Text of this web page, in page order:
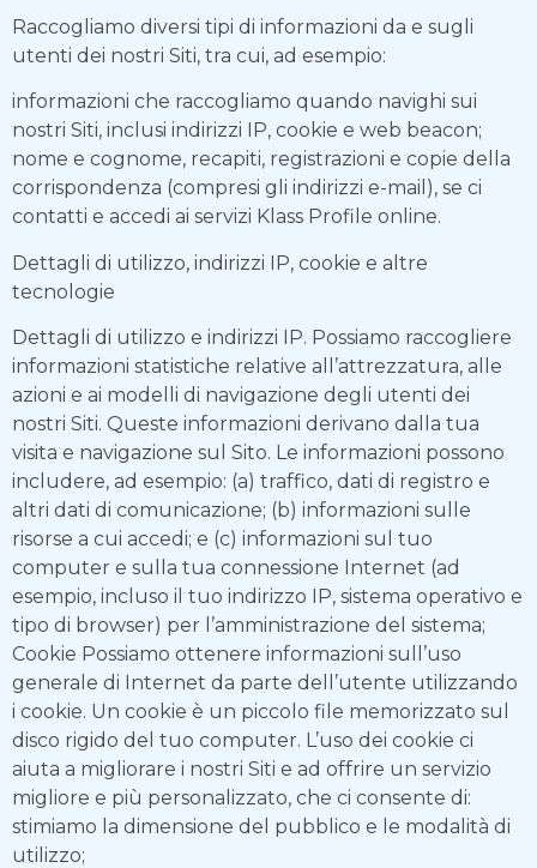
Raccogliamo diversi tipi di informazioni da e sugli
utenti dei nostri Siti, tra cui, ad esempio:
informazioni che raccogliamo quando navighi sui
nostri Siti, inclusi indirizzi IP, cookie e web beacon;
nome e cognome, recapiti, registrazioni e copie della
corrispondenza (compresi gli indirizzi e-mail), se ci
contatti e accedi ai servizi Klass Profile online.
Dettagli di utilizzo, indirizzi IP, cookie e altre
tecnologie
Dettagli di utilizzo e indirizzi IP. Possiamo raccogliere
informazioni statistiche relative all’attrezzatura, alle
azioni e ai modelli di navigazione degli utenti dei
nostri Siti. Queste informazioni derivano dalla tua
visita e navigazione sul Sito. Le informazioni possono
includere, ad esempio: (a) traffico, dati di registro e
altri dati di comunicazione; (b) informazioni sulle
risorse a cui accedi; e (c) informazioni sul tuo
computer e sulla tua connessione Internet (ad
esempio, incluso il tuo indirizzo IP, sistema operativo e
tipo di browser) per l’amministrazione del sistema;
Cookie Possiamo ottenere informazioni sull’uso
generale di Internet da parte dell’utente utilizzando
i cookie. Un cookie è un piccolo file memorizzato sul
disco rigido del tuo computer. L’uso dei cookie ci
aiuta a migliorare i nostri Siti e ad offrire un servizio
migliore e più personalizzato, che ci consente di:
stimiamo la dimensione del pubblico e le modalità di
utilizzo;